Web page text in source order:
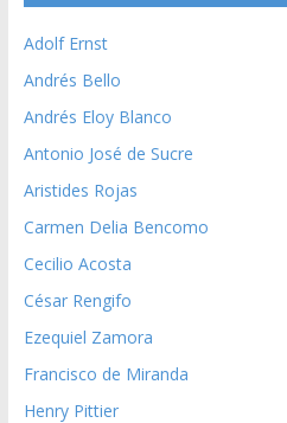
Adolf Ernst
Andrés Bello
Andrés Eloy Blanco
Antonio José de Sucre
Aristides Rojas
Carmen Delia Bencomo
Cecilio Acosta
César Rengifo
Ezequiel Zamora
Francisco de Miranda
Henry Pittier